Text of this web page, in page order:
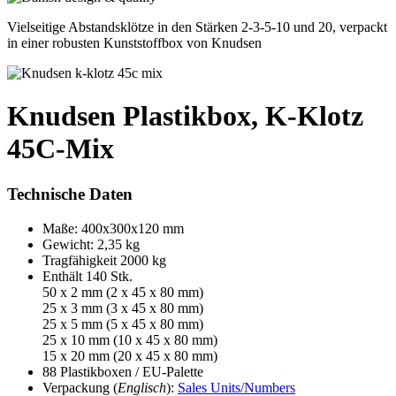
Vielseitige Abstandsklötze in den Stärken 2-3-5-10 und 20, verpackt
in einer robusten Kunststoffbox von Knudsen
Knudsen Plastikbox, K-Klotz
45C-Mix
Technische Daten
Maße: 400x300x120 mm
Gewicht: 2,35 kg
Tragfähigkeit 2000 kg
Enthält 140 Stk.
50 x 2 mm (2 x 45 x 80 mm)
25 x 3 mm (3 x 45 x 80 mm)
25 x 5 mm (5 x 45 x 80 mm)
25 x 10 mm (10 x 45 x 80 mm)
15 x 20 mm (20 x 45 x 80 mm)
88 Plastikboxen / EU-Palette
Verpackung (Englisch): Sales Units/Numbers